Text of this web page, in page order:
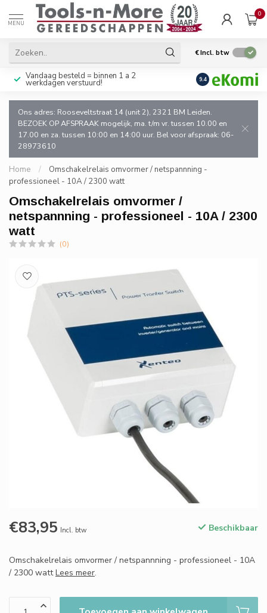
MENU
0
€Incl. btw
Vandaag besteld = binnen 1 a 2
werkdagen verstuurd!
Uitsluitend goede
en de vakman!
9.4
Ons adres: Rooseveltstraat 14 (unit 2), 2321 BM Leiden.
BEZOEK OP AFSPRAAK mogelijk, ma. t/m vr. tussen 10.00 en
17.00 en za. tussen 10:00 en 14:00 uur. Bel voor afspraak: 06-
28973610
Home /
Omschakelrelais omvormer / netspannning -
professioneel - 10A / 2300 watt
Omschakelrelais omvormer /
netspannning - professioneel - 10A / 2300
watt
(0)
€83,95 Incl. btw Beschikbaar
Omschakelrelais omvormer / netspannning - professioneel - 10A
/ 2300 wattLees meer.